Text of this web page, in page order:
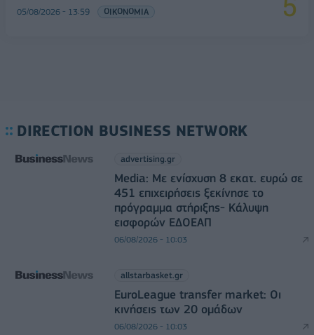
05/08/2026 - 13:59 ΟΙΚΟΝΟΜΙΑ
DIRECTION BUSINESS NETWORK
advertising.gr
Media: Με ενίσχυση 8 εκατ. ευρώ σε
451 επιχειρήσεις ξεκίνησε το
πρόγραμμα στήριξης- Κάλυψη
εισφορών ΕΔΟΕΑΠ
06/08/2026 - 10:03
allstarbasket.gr
EuroLeague transfer market: Οι
κινήσεις των 20 ομάδων
06/08/2026 - 10:03